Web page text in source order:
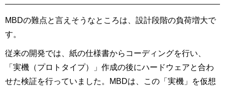
MBDの難点と言えそうなところは、設計段階の負荷増大で
す。
従来の開発では、紙の仕様書からコーディングを行い、
「実機（プロトタイプ）」作成の後にハードウェアと合わ
せた検証を行っていました。MBDは、この「実機」を仮想